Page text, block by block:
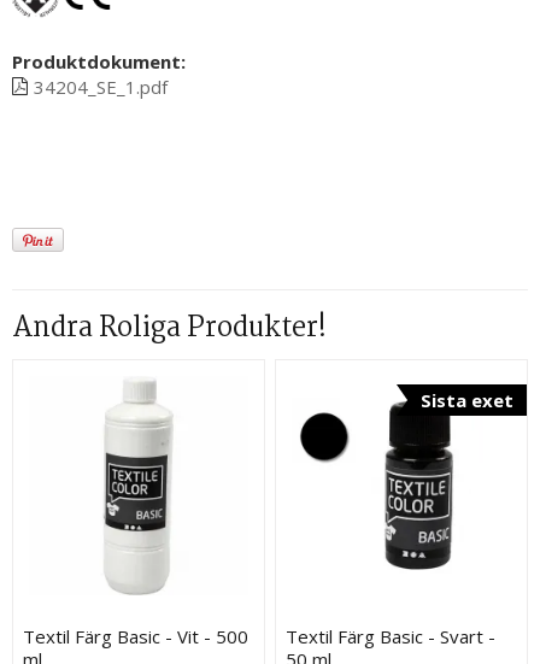
Produktdokument:
34204_SE_1.pdf
Andra Roliga Produkter!
Textil Färg Basic - Vit - 500
ml
Sista exet
Textil Färg Basic - Svart -
50 ml